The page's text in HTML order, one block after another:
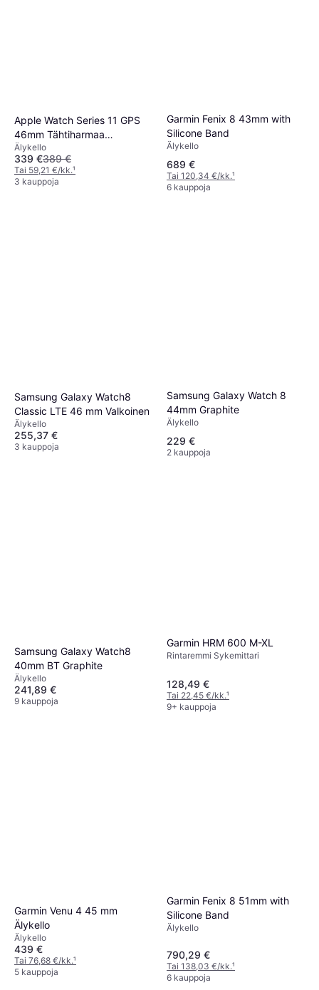
Apple Watch Series 11 GPS
46mm Tähtiharmaa
Alumiinikuori Musta
Urheiluranneke
Älykello
339 €389 €
Tai 59,21 €/kk.¹
3 kauppoja
Garmin Fenix 8 43mm with
Silicone Band
Älykello
689 €
Tai 120,34 €/kk.¹
6 kauppoja
Samsung Galaxy Watch8
Classic LTE 46 mm Valkoinen
Älykello
255,37 €
3 kauppoja
Samsung Galaxy Watch 8
44mm Graphite
Älykello
229 €
2 kauppoja
Samsung Galaxy Watch8
40mm BT Graphite
Älykello
241,89 €
9 kauppoja
Garmin HRM 600 M-XL
Rintaremmi Sykemittari
128,49 €
Tai 22,45 €/kk.¹
9+ kauppoja
Garmin Venu 4 45 mm
Älykello
Älykello
439 €
Tai 76,68 €/kk.¹
5 kauppoja
Garmin Fenix 8 51mm with
Silicone Band
Älykello
790,29 €
Tai 138,03 €/kk.¹
6 kauppoja